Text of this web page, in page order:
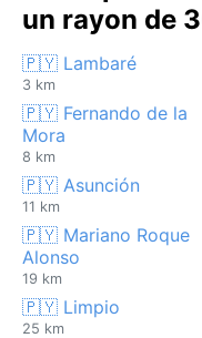
un rayon de
🇵🇾 Lambaré
3 km
🇵🇾 Fernando de la
Mora
8 km
🇵🇾 Asunción
11 km
🇵🇾 Mariano Roque
Alonso
19 km
🇵🇾 Limpio
25 km